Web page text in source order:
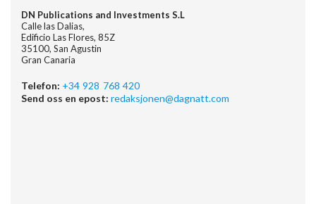
DN Publications and Investments S.L
Calle las Dalias,
Edificio Las Flores, 85Z
35100, San Agustin
Gran Canaria
Telefon: +34 928 768 420
Send oss en epost: redaksjonen@dagnatt.com